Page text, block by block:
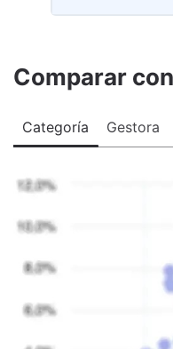
Comparar
Categoría Gestora